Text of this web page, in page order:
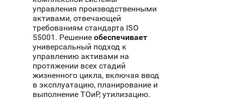
управления производственными
активами, отвечающей
требованиям стандарта ISO
55001. Решение обеспечивает
универсальный подход к
управлению активами на
протяжении всех стадий
жизненного цикла, включая ввод
в эксплуатацию, планирование и
выполнение ТОиР, утилизацию.